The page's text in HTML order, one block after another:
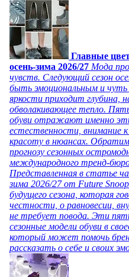
Главные
осень-зима 2026/27 Мода
чувств. Следующий сезон
быть эмоциональным и
яркости приходит глубина,
обволакивающее тепло.
обуви отражают именно
естественности, внимание
красоту в нюансах.
прогнозу сезонных
международного тренд-
Представленная в статье
зима 2026/27 от Future
будущего сезона, которая
честности, о равновесии,
не требует повода. Эти
сезонные модели обуви в
который может помочь
рассказать о себе и своих